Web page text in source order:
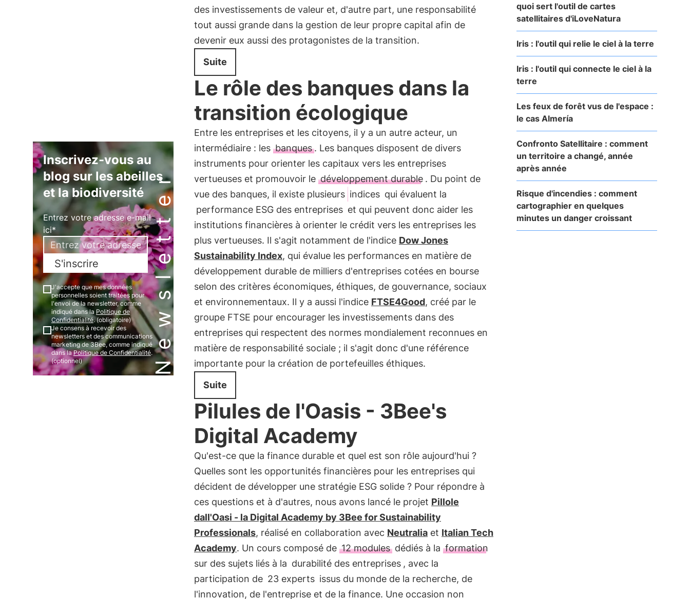
Newsletter
Inscrivez-vous au
blog sur les abeilles
et la biodiversité
Entrez votre adresse e-mail
ici*
S'inscrire
J'accepte que mes données
personnelles soient traitées pour
l'envoi de la newsletter, comme
indiqué dans la Politique de
Confidentialité. (obligatoire)
Je consens à recevoir des
newsletters et des communications
marketing de 3Bee, comme indiqué
dans laPolitique de Confidentialité.
(optionnel)
des investissements de valeur et, d'autre part, une responsabilité
tout aussi grande dans la gestion de leur propre capital afin de
devenir eux aussi des protagonistes de la transition.
Suite
Le rôle des banques dans la
transition écologique
Entre les entreprises et les citoyens, il y a un autre acteur, un
intermédiaire : les banques. Les banques disposent de divers
instruments pour orienter les capitaux vers les entreprises
vertueuses et promouvoir le développement durable . Du point de
vue des banques, il existe plusieurs indices qui évaluent la
performance ESG des entreprises et qui peuvent donc aider les
institutions financières à orienter le crédit vers les entreprises les
plus vertueuses. Il s'agit notamment de l'indice Dow Jones
Sustainability Index, qui évalue les performances en matière de
développement durable de milliers d'entreprises cotées en bourse
selon des critères économiques, éthiques, de gouvernance, sociaux
et environnementaux. Il y a aussi l'indice FTSE4Good, créé par le
groupe FTSE pour encourager les investissements dans des
entreprises qui respectent des normes mondialement reconnues en
matière de responsabilité sociale ; il s'agit donc d'une référence
importante pour la création de portefeuilles éthiques.
Suite
Pilules de l'Oasis - 3Bee's
Digital Academy
Qu'est-ce que la finance durable et quel est son rôle aujourd'hui ?
Quelles sont les opportunités financières pour les entreprises qui
décident de développer une stratégie ESG solide ? Pour répondre à
ces questions et à d'autres, nous avons lancé le projet Pillole
dall'Oasi - la Digital Academy by 3Bee for Sustainability
Professionals, réalisé en collaboration avec Neutraliaet Italian Tech
Academy. Un cours composé de 12 modulesdédiés à la formation
sur des sujets liés à la durabilité des entreprises , avec la
participation de 23 experts issus du monde de la recherche, de
l'innovation, de l'entreprise et de la finance. Une occasion non
quoi sert l'outil de cartes
satellitaires d'iLoveNatura
Iris : l'outil qui relie le ciel à la terre
Iris : l'outil qui connecte le ciel à la
terre
Les feux de forêt vus de l'espace :
le cas Almería
Confronto Satellitaire : comment
un territoire a changé, année
après année
Risque d'incendies : comment
cartographier en quelques
minutes un danger croissant